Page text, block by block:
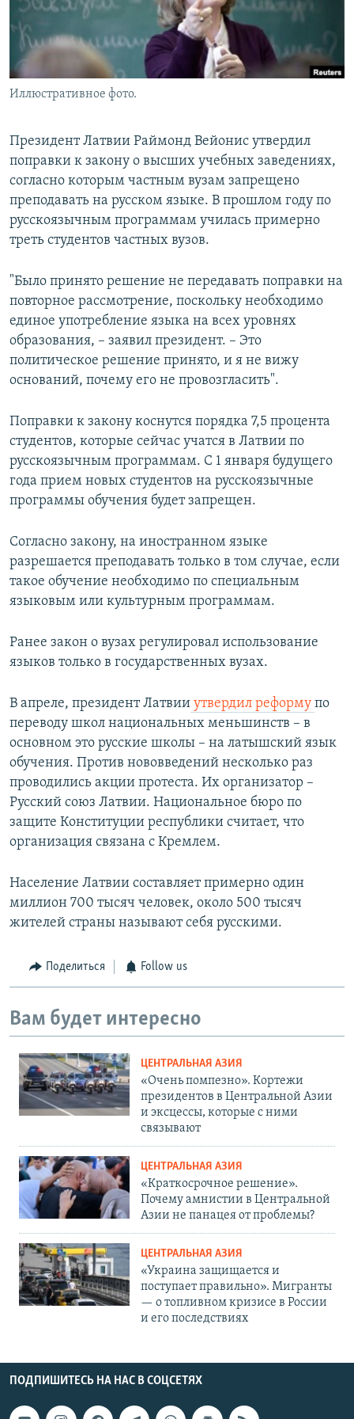
Иллюстративное фото.
Президент Латвии Раймонд Вейонис утвердил
поправки к закону о высших учебных заведениях,
согласно которым частным вузам запрещено
преподавать на русском языке. В прошлом году по
русскоязычным программам училась примерно
треть студентов частных вузов.
"Было принято решение не передавать поправки на
повторное рассмотрение, поскольку необходимо
единое употребление языка на всех уровнях
образования, – заявил президент. – Это
политическое решение принято, и я не вижу
оснований, почему его не провозгласить".
Поправки к закону коснутся порядка 7,5 процента
студентов, которые сейчас учатся в Латвии по
русскоязычным программам. С 1 января будущего
года прием новых студентов на русскоязычные
программы обучения будет запрещен.
Согласно закону, на иностранном языке
разрешается преподавать только в том случае, если
такое обучение необходимо по специальным
языковым или культурным программам.
Ранее закон о вузах регулировал использование
языков только в государственных вузах.
В апреле, президент Латвии утвердил реформу по
переводу школ национальных меньшинств – в
основном это русские школы – на латышский язык
обучения. Против нововведений несколько раз
проводились акции протеста. Их организатор –
Русский союз Латвии. Национальное бюро по
защите Конституции республики считает, что
организация связана с Кремлем.
Население Латвии составляет примерно один
миллион 700 тысяч человек, около 500 тысяч
жителей страны называют себя русскими.
Поделиться Follow us
Вам будет интересно
ЦЕНТРАЛЬНАЯ АЗИЯ
«Очень помпезно». Кортежи
президентов в Центральной Азии
и эксцессы, которые с ними
связывают
ЦЕНТРАЛЬНАЯ АЗИЯ
«Краткосрочное решение».
Почему амнистии в Центральной
Азии не панацея от проблемы?
ЦЕНТРАЛЬНАЯ АЗИЯ
«Украина защищается и
поступает правильно». Мигранты
— о топливном кризисе в России
и его последствиях
ПОДПИШИТЕСЬ НА НАС В СОЦСЕТЯХ